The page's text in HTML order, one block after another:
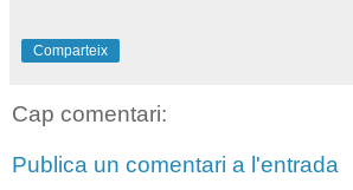
Comparteix
Cap comentari:
Publica un comentari a l'entrada